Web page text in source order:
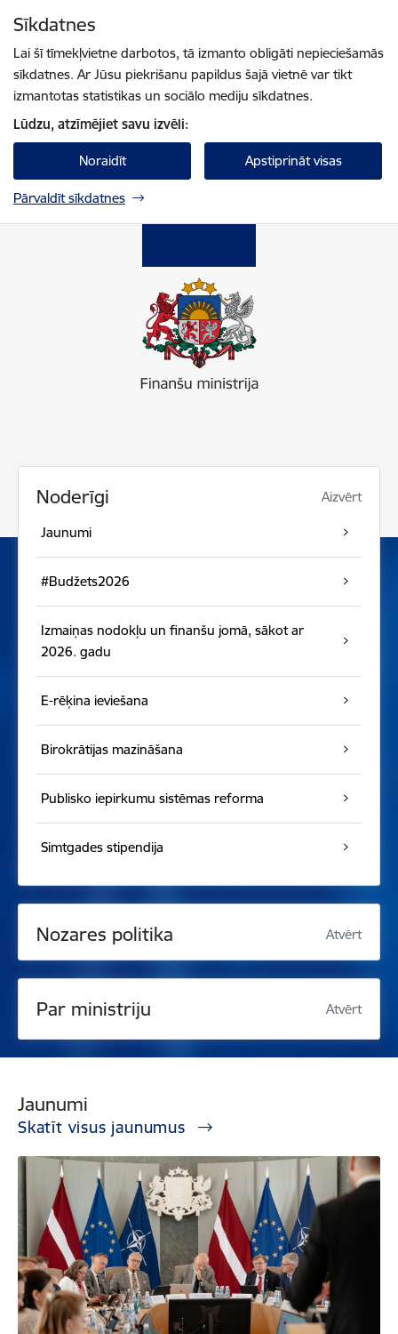
Sīkdatnes
Lai šī tīmekļvietne darbotos, tā izmanto obligāti nepieciešamās
sīkdatnes. Ar Jūsu piekrišanu papildus šajā vietnē var tikt
izmantotas statistikas un sociālo mediju sīkdatnes.
Lūdzu, atzīmējiet savu izvēli:
Noraidīt Apstiprināt visas
Pārvaldīt sīkdatnes
Noderīgi Aizvērt
Jaunumi
#Budžets2026
Izmaiņas nodokļu un finanšu jomā, sākot ar
2026. gadu
E-rēķina ieviešana
Birokrātijas mazināšana
Publisko iepirkumu sistēmas reforma
Simtgades stipendija
Nozares politika Atvērt
Par ministriju Atvērt
Jaunumi
Skatīt visus jaunumus